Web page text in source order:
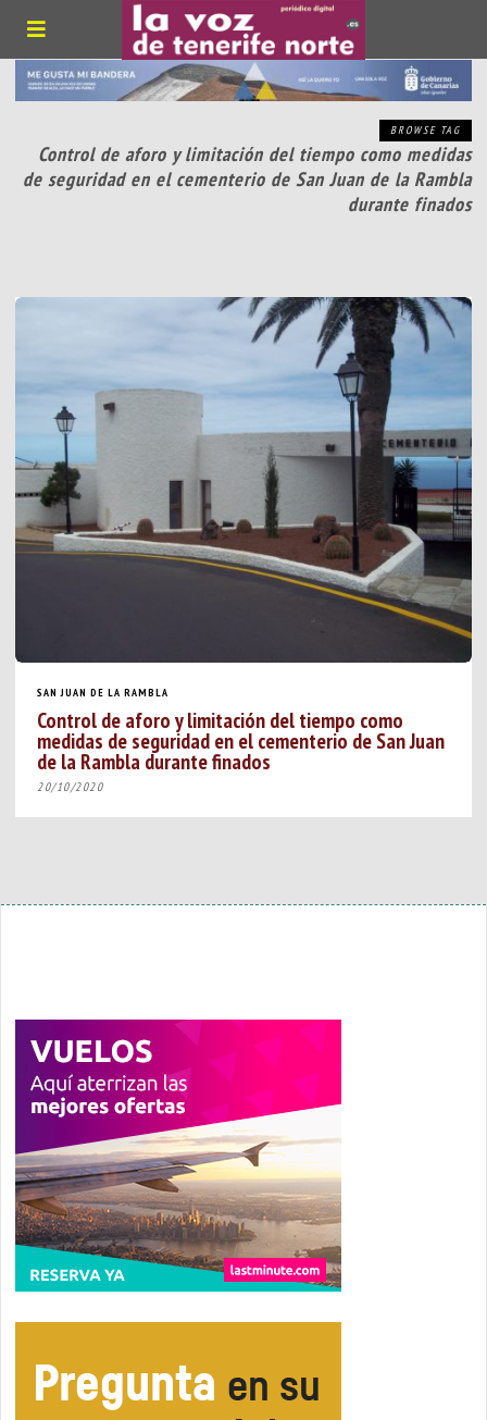
BROWSE TAG
Control de aforo y limitación del tiempo como medidas
de seguridad en el cementerio de San Juan de la Rambla
durante finados
SAN JUAN DE LA RAMBLA
Control de aforo y limitación del tiempo como
medidas de seguridad en el cementerio de San Juan
de la Rambla durante finados
20/10/2020